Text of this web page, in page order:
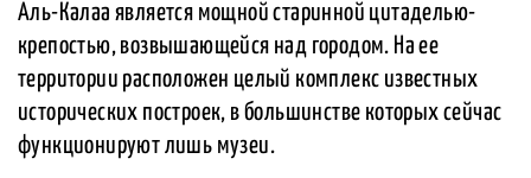
Аль-Калаа является мощной старинной цитаделью-
крепостью, возвышающейся над городом. На ее
территории расположен целый комплекс известных
исторических построек, в большинстве которых сейчас
функционируют лишь музеи.